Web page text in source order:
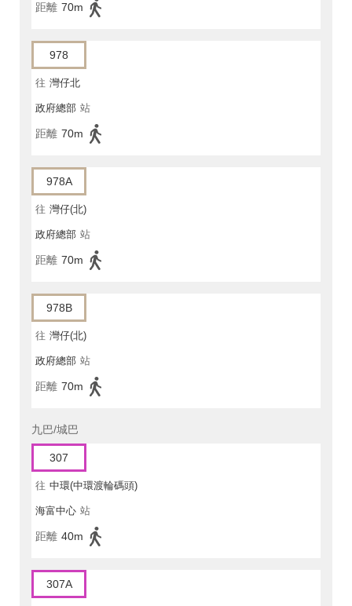
距離 70m
978
往 灣仔北
政府總部 站
距離 70m
978A
往 灣仔(北)
政府總部 站
距離 70m
978B
往 灣仔(北)
政府總部 站
距離 70m
九巴/城巴
307
往 中環(中環渡輪碼頭)
海富中心 站
距離 40m
307A